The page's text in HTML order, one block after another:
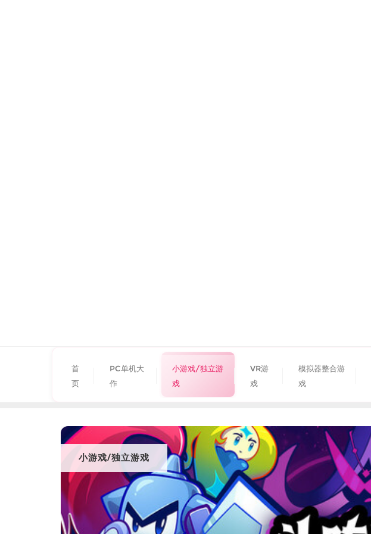
首
页
PC单机大
作
小游戏/独立游
戏
VR游
戏
模拟器整合游
戏
小游戏/独立游戏